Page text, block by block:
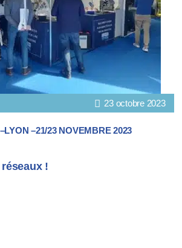
23 octobre 2023
–21/23 NOVEMBRE 2023
!